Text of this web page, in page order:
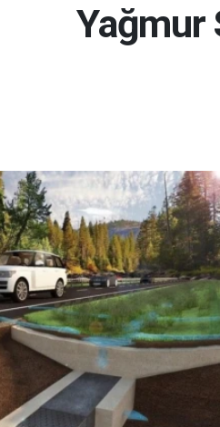
Yağmur